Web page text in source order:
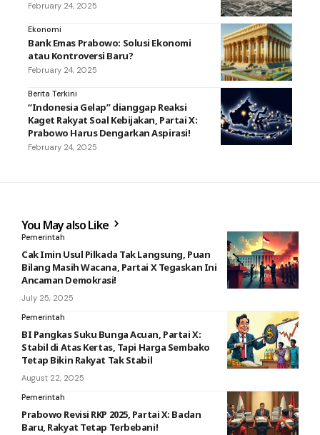
February 24, 2025
Ekonomi
Bank Emas Prabowo: Solusi Ekonomi
atau Kontroversi Baru?
February 24, 2025
Berita Terkini
“Indonesia Gelap” dianggap Reaksi
Kaget Rakyat Soal Kebijakan, Partai X:
Prabowo Harus Dengarkan Aspirasi!
February 24, 2025
You May also Like
Pemerintah
Cak Imin Usul Pilkada Tak Langsung, Puan
Bilang Masih Wacana, Partai X Tegaskan Ini
Ancaman Demokrasi!
July 25, 2025
Pemerintah
BI Pangkas Suku Bunga Acuan, Partai X:
Stabil di Atas Kertas, Tapi Harga Sembako
Tetap Bikin Rakyat Tak Stabil
August 22, 2025
Pemerintah
Prabowo Revisi RKP 2025, Partai X: Badan
Baru, Rakyat Tetap Terbebani!